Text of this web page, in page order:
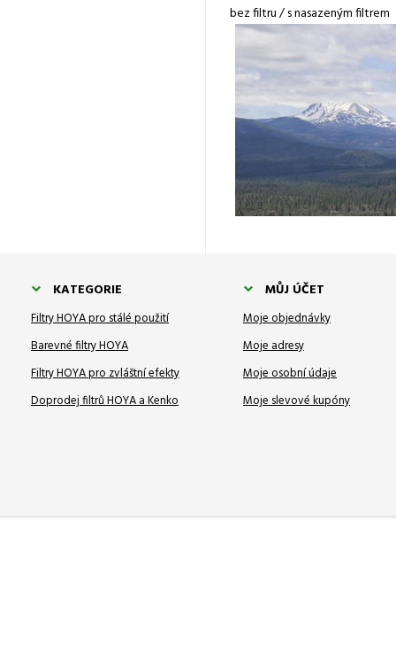
bez filtru / s nasazeným filtrem
KATEGORIE
Filtry HOYA pro stálé použití
Barevné filtry HOYA
Filtry HOYA pro zvláštní efekty
Doprodej filtrů HOYA a Kenko
MŮJ ÚČET
Moje objednávky
Moje adresy
Moje osobní údaje
Moje slevové kupóny